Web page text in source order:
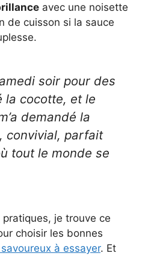
avec une noisette
de cuisson si la sauce
soir pour des
la cocotte, et le
demandé la
convivial, parfait
tout le monde se
pratiques, je trouve ce
choisir les bonnes
à essayer. Et